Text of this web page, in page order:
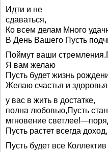
Идти и не
сдаваться,
Ко всем делам Много
В День Вашего Пусть
Поймут ваши
Я вам желаю
Пусть будет жизнь
Желаю счастья и
у вас в жить в достатке,
полна любовью,Пусть
мгновение
Пусть растет всегда доход,
Пусть будет все